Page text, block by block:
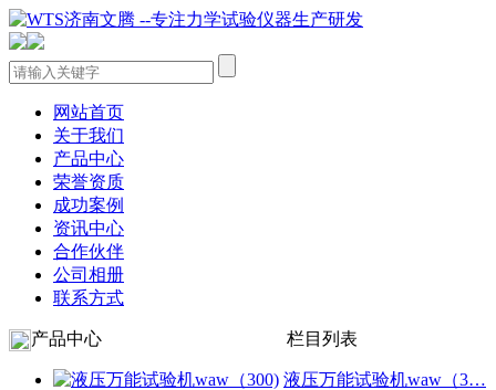
网站首页
关于我们
产品中心
荣誉资质
成功案例
资讯中心
合作伙伴
公司相册
联系方式
产品中心 栏目列表
液压万能试验机waw（3…